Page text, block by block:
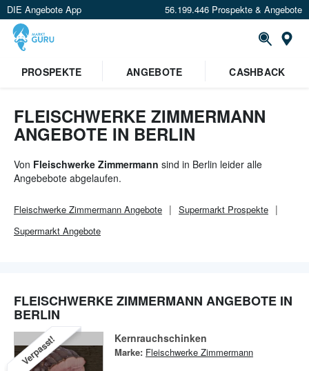
DIE Angebote App 56.199.446 Prospekte & Angebote
Standort festlegen
PROSPEKTE ANGEBOTE CASHBACK
FLEISCHWERKE ZIMMERMANN
ANGEBOTE IN BERLIN
Von Fleischwerke Zimmermann sind in Berlin leider alle
Angebebote abgelaufen.
Fleischwerke Zimmermann Angebote Supermarkt Prospekte
Supermarkt Angebote
FLEISCHWERKE ZIMMERMANN ANGEBOTE IN
BERLIN
Verpasst! Kernrauchschinken
Marke: Fleischwerke Zimmermann